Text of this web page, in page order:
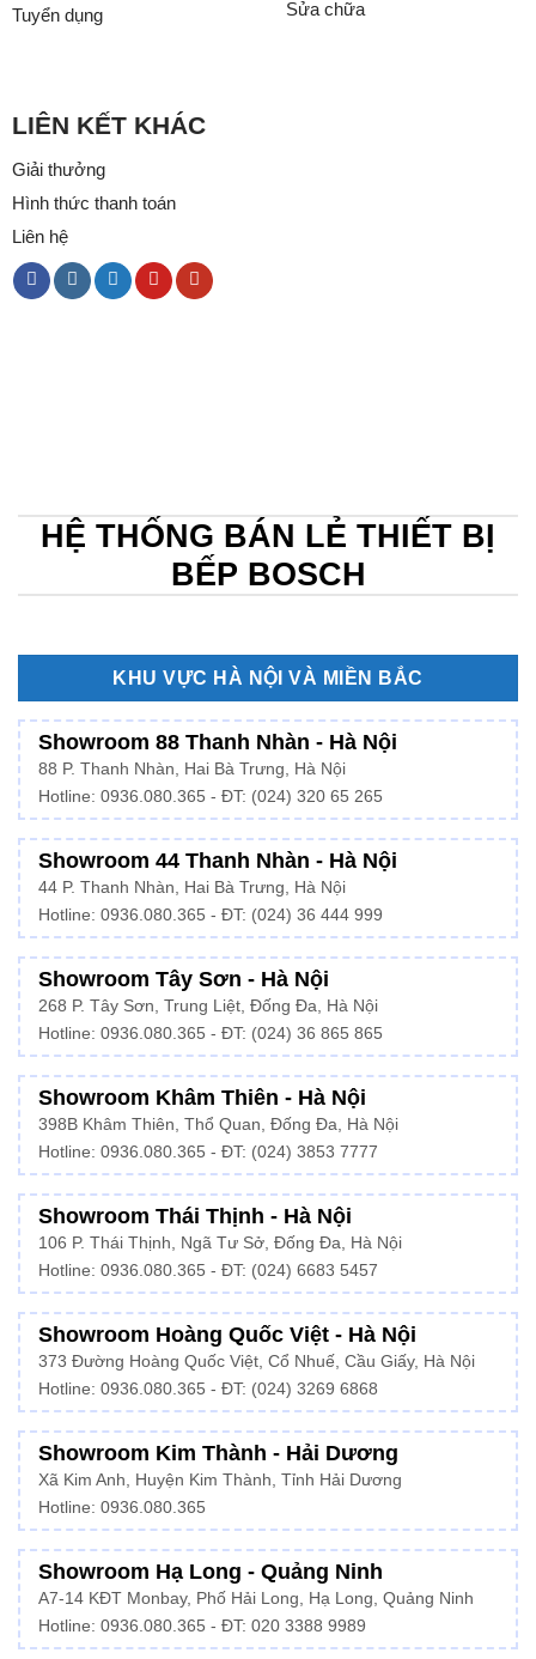
Tuyển dụng
Sửa chữa
LIÊN KẾT KHÁC
Giải thưởng
Hình thức thanh toán
Liên hệ
HỆ THỐNG BÁN LẺ THIẾT BỊ
BẾP BOSCH
KHU VỰC HÀ NỘI VÀ MIỀN BẮC
Showroom 88 Thanh Nhàn - Hà Nội
88 P. Thanh Nhàn, Hai Bà Trưng, Hà Nội
Hotline: 0936.080.365 - ĐT: (024) 320 65 265
Showroom 44 Thanh Nhàn - Hà Nội
44 P. Thanh Nhàn, Hai Bà Trưng, Hà Nội
Hotline: 0936.080.365 - ĐT: (024) 36 444 999
Showroom Tây Sơn - Hà Nội
268 P. Tây Sơn, Trung Liệt, Đống Đa, Hà Nội
Hotline: 0936.080.365 - ĐT: (024) 36 865 865
Showroom Khâm Thiên - Hà Nội
398B Khâm Thiên, Thổ Quan, Đống Đa, Hà Nội
Hotline: 0936.080.365 - ĐT: (024) 3853 7777
Showroom Thái Thịnh - Hà Nội
106 P. Thái Thịnh, Ngã Tư Sở, Đống Đa, Hà Nội
Hotline: 0936.080.365 - ĐT: (024) 6683 5457
Showroom Hoàng Quốc Việt - Hà Nội
373 Đường Hoàng Quốc Việt, Cổ Nhuế, Cầu Giấy, Hà Nội
Hotline: 0936.080.365 - ĐT: (024) 3269 6868
Showroom Kim Thành - Hải Dương
Xã Kim Anh, Huyện Kim Thành, Tỉnh Hải Dương
Hotline: 0936.080.365
Showroom Hạ Long - Quảng Ninh
A7-14 KĐT Monbay, Phố Hải Long, Hạ Long, Quảng Ninh
Hotline: 0936.080.365 - ĐT: 020 3388 9989